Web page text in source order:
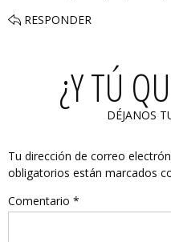
RESPONDER
¿Y TÚ
DÉJANOS
Tu dirección de correo
obligatorios están marcados
Comentario *